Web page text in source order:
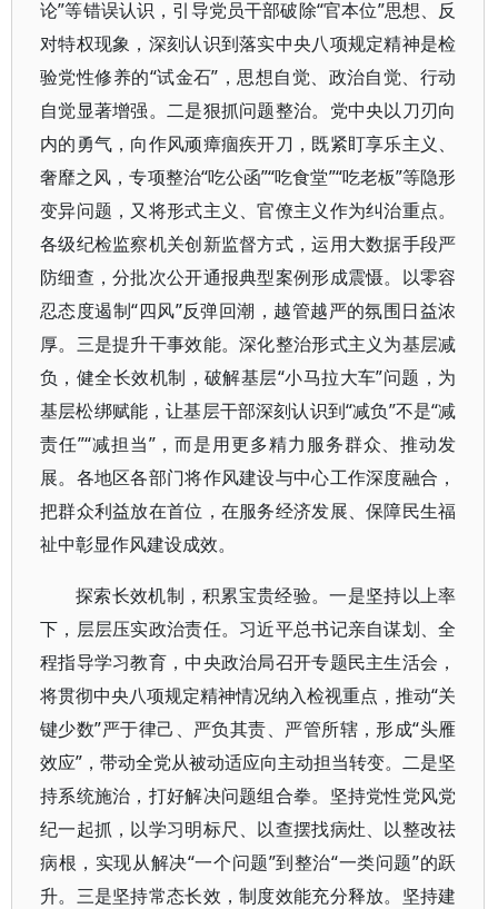
论”等错误认识，引导党员干部破除“官本位”思想、反
对特权现象，深刻认识到落实中央八项规定精神是检
验党性修养的“试金石”，思想自觉、政治自觉、行动
自觉显著增强。二是狠抓问题整治。党中央以刀刃向
内的勇气，向作风顽瘴痼疾开刀，既紧盯享乐主义、
奢靡之风，专项整治“吃公函”“吃食堂”“吃老板”等隐形
变异问题，又将形式主义、官僚主义作为纠治重点。
各级纪检监察机关创新监督方式，运用大数据手段严
防细查，分批次公开通报典型案例形成震慑。以零容
忍态度遏制“四风”反弹回潮，越管越严的氛围日益浓
厚。三是提升干事效能。深化整治形式主义为基层减
负，健全长效机制，破解基层“小马拉大车”问题，为
基层松绑赋能，让基层干部深刻认识到“减负”不是“减
责任”“减担当”，而是用更多精力服务群众、推动发
展。各地区各部门将作风建设与中心工作深度融合，
把群众利益放在首位，在服务经济发展、保障民生福
祉中彰显作风建设成效。
探索长效机制，积累宝贵经验。一是坚持以上率
下，层层压实政治责任。习近平总书记亲自谋划、全
程指导学习教育，中央政治局召开专题民主生活会，
将贯彻中央八项规定精神情况纳入检视重点，推动“关
键少数”严于律己、严负其责、严管所辖，形成“头雁
效应”，带动全党从被动适应向主动担当转变。二是坚
持系统施治，打好解决问题组合拳。坚持党性党风党
纪一起抓，以学习明标尺、以查摆找病灶、以整改祛
病根，实现从解决“一个问题”到整治“一类问题”的跃
升。三是坚持常态长效，制度效能充分释放。坚持建